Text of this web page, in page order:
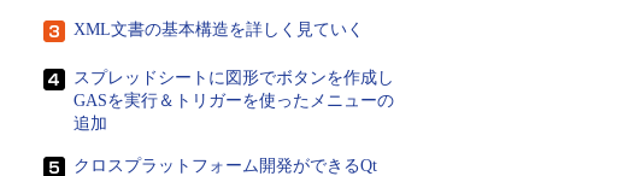
XML文書の基本構造を詳しく見ていく
スプレッドシートに図形でボタンを作成し
GASを実行＆トリガーを使ったメニューの
追加
クロスプラットフォーム開発ができるQt